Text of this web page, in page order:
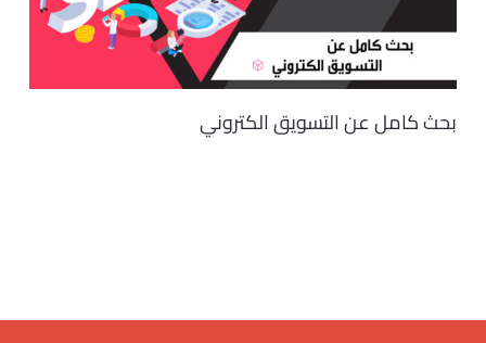
بحث كامل عن التسويق الكتروني